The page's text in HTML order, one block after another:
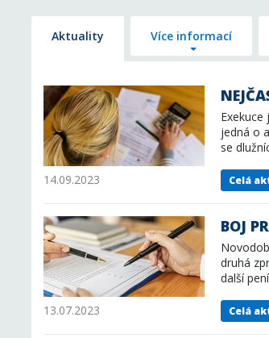
Aktuality Více informací
14.09.2023
jedná o
se
Celá
BOJ
13.07.2023
druhá
další
Celá